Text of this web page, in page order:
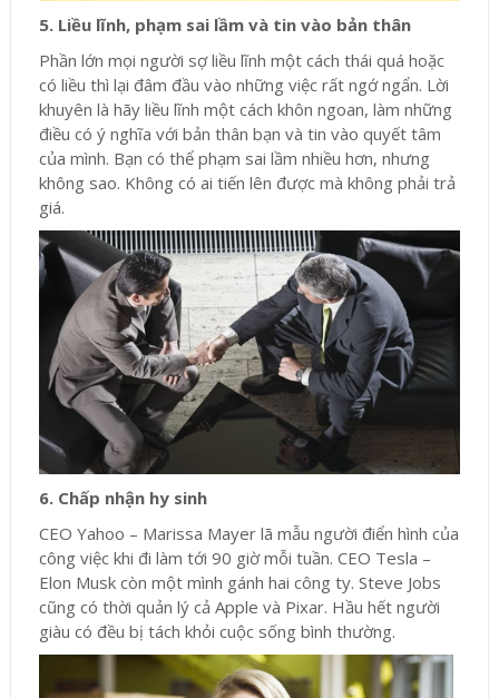
5. Liều lĩnh, phạm sai lầm và tin vào bản thân
Phần lớn mọi người sợ liều lĩnh một cách thái quá hoặc
có liều thì lại đâm đầu vào những việc rất ngớ ngẩn. Lời
khuyên là hãy liều lĩnh một cách khôn ngoan, làm những
điều có ý nghĩa với bản thân bạn và tin vào quyết tâm
của mình. Bạn có thể phạm sai lầm nhiều hơn, nhưng
không sao. Không có ai tiến lên được mà không phải trả
giá.
6. Chấp nhận hy sinh
CEO Yahoo – Marissa Mayer lã mẫu người điển hình của
công việc khi đi làm tới 90 giờ mỗi tuần. CEO Tesla –
Elon Musk còn một mình gánh hai công ty. Steve Jobs
cũng có thời quản lý cả Apple và Pixar. Hầu hết người
giàu có đều bị tách khỏi cuộc sống bình thường.